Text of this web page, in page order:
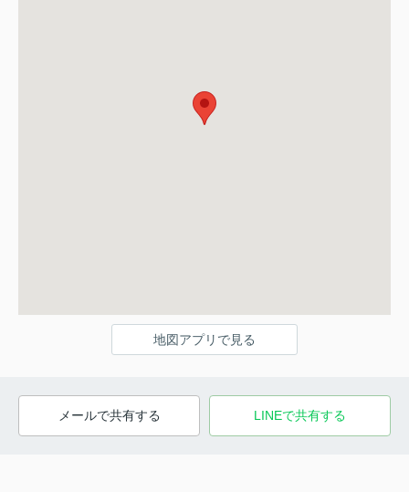
地図アプリで見る
メールで共有する LINEで共有する